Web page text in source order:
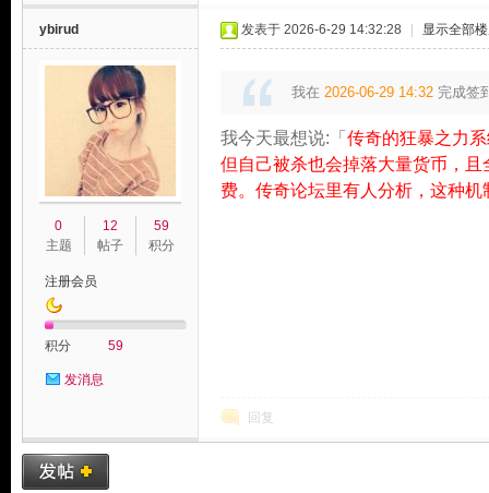
ybirud
0
主题
12
帖子
59
积分
注册会员
积分 59
发消息
发表于 2026-6-29 14:32:28 显示全部
我在 2026-06-29 14:32完成签
我今天最想说:「 传奇的狂暴之力
但自己被杀也会掉落大量货币，
费。传奇论坛里有人分析，这种
回复